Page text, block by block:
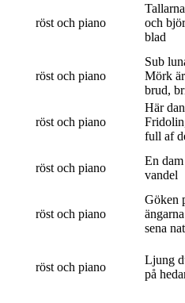
röst och piano
och
blad
röst och piano
Sub
Mörk
brud,
röst och piano
Här
full af
röst och piano
En
vandel
röst och piano
Göken
sena
röst och piano
Ljung
på